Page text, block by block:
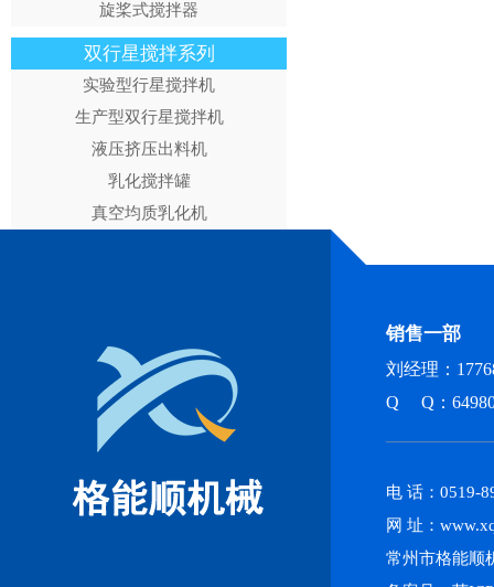
旋桨式搅拌器
双行星搅拌系列
实验型行星搅拌机
生产型双行星搅拌机
液压挤压出料机
乳化搅拌罐
真空均质乳化机
销售一部
刘经理：
Q Q：
电 话：0519-
网 址：
常州市格能顺